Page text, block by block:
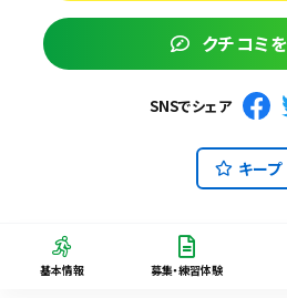
クチコミ
SNSでシェア
キープ
基本情報 募集・練習体験